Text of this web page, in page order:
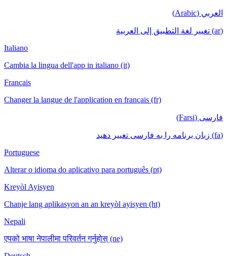
العربي (Arabic)
(ar) تغيير لغة التطبيق إلى العربية
Italiano
Cambia la lingua dell'app in italiano (it)
Français
Changer la langue de l'application en français (fr)
فارسی (Farsi)
(fa) زبان برنامه را به فارسی تغییر دهید
Portuguese
Alterar o idioma do aplicativo para português (pt)
Kreyòl Ayisyen
Chanje lang aplikasyon an an kreyòl ayisyen (ht)
Nepali
एपको भाषा नेपालीमा परिवर्तन गर्नुहोस् (ne)